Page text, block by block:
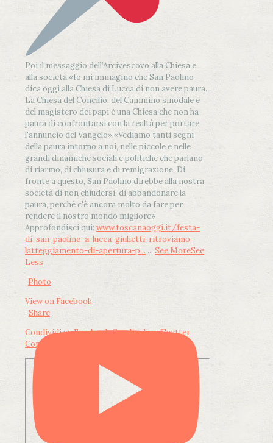
Poi il messaggio dell’Arcivescovo alla Chiesa e
alla società:«Io mi immagino che San Paolino
dica oggi alla Chiesa di Lucca di non avere paura.
La Chiesa del Concilio, del Cammino sinodale e
del magistero dei papi è una Chiesa che non ha
paura di confrontarsi con la realtà per portare
l'annuncio del Vangelo».«Vediamo tanti segni
della paura intorno a noi, nelle piccole e nelle
grandi dinamiche sociali e politiche che parlano
di riarmo, di chiusura e di remigrazione. Di
fronte a questo, San Paolino direbbe alla nostra
società di non chiudersi, di abbandonare la
paura, perché c'è ancora molto da fare per
rendere il nostro mondo migliore»
Approfondisci qui: www.toscanaoggi.it/festa-
di-san-paolino-a-lucca-giulietti-ritroviamo-
latteggiamento-di-apertura-p... ... See MoreSee
Less
Photo
View on Facebook
· Share
Condividi su FacebookCondividi su Twitter
Condividi su LinkedIn